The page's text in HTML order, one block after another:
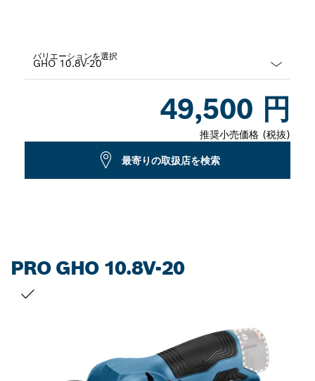
バリエーションを選択
49,500 円
推奨小売価格 (税抜)
最寄りの取扱店を検索
PRO GHO 10.8V-20